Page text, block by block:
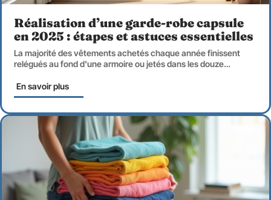
Réalisation d’une garde-robe capsule
en 2025 : étapes et astuces essentielles
La majorité des vêtements achetés chaque année finissent
relégués au fond d'une armoire ou jetés dans les douze…
En savoir plus